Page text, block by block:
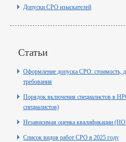
Допуски СРО изыскателей
Статьи
Оформление допуска СРО: стоимость,
требования
Порядок включения специалистов в
специалистов)
Независимая оценка квалификации
Список видов работ СРО в 2025 году